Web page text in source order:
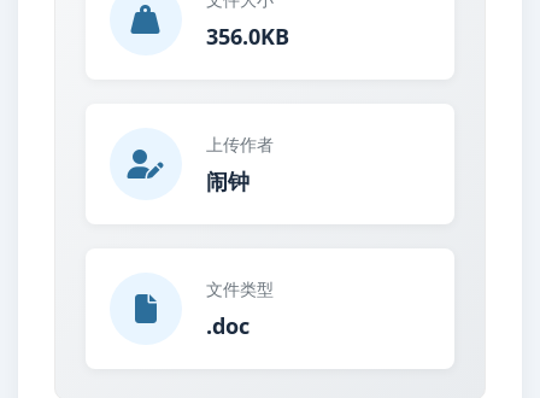
356.0KB
上传作者
闹钟
文件类型
.doc